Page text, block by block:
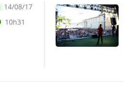
14/08/17
10h31